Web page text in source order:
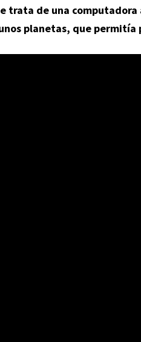
trata de una
planetas, que permitía